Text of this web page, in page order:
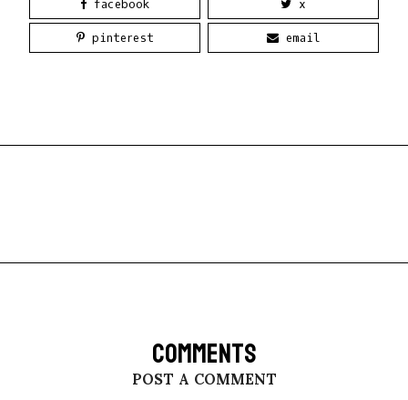
facebook x
pinterest email
COMMENTS
POST A COMMENT